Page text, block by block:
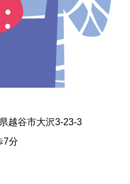
越谷市大沢3-23-3
7分